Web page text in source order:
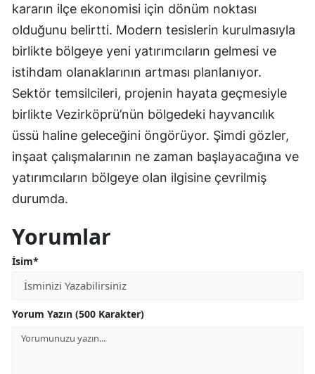
kararın ilçe ekonomisi için dönüm noktası
olduğunu belirtti. Modern tesislerin kurulmasıyla
birlikte bölgeye yeni yatırımcıların gelmesi ve
istihdam olanaklarının artması planlanıyor.
Sektör temsilcileri, projenin hayata geçmesiyle
birlikte Vezirköprü’nün bölgedeki hayvancılık
üssü haline geleceğini öngörüyor. Şimdi gözler,
inşaat çalışmalarının ne zaman başlayacağına ve
yatırımcıların bölgeye olan ilgisine çevrilmiş
durumda.
Yorumlar
İsim*
Yorum Yazın (500 Karakter)